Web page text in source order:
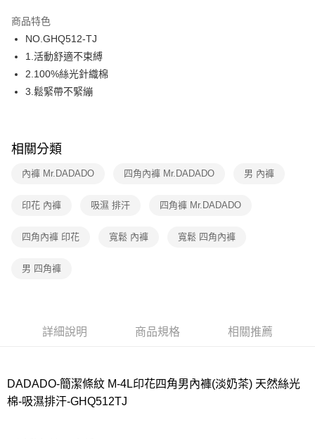
運送方式
全家取貨付款
每筆NT$80，滿NT$1,000(含以上)免運費
7-11取貨付款
每筆NT$80，滿NT$1,000(含以上)免運費
每筆NT$80，滿NT$1,000(含以上)免運費
宅配
付款後門市自取
商品特色
NO.GHQ512-TJ
1.活動舒適不束縛
2.100%絲光針織棉
3.鬆緊帶不緊繃
相關分類
內褲 Mr.DADADO 四角內褲 Mr.DADADO 男 內褲
印花 內褲 吸濕 排汗 四角褲 Mr.DADADO
四角內褲 印花 寬鬆 內褲 寬鬆 四角內褲
男 四角褲
詳細說明 商品規格 相關推薦
DADADO-簡潔條紋 M-4L印花四角男內褲(淡奶茶) 天然絲光
棉-吸濕排汗-GHQ512TJ